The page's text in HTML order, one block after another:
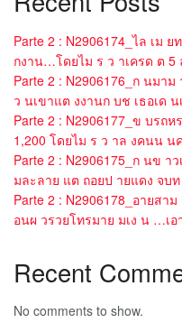
Parte 2 : N2906174_ไล เม
กงาน…โดยไม ร ว าเครด ต 5
Parte 2 : N2906176_ก นมา
ว นเขาแต งงานก บช เธอเด
Parte 2 : N2906177_ข บรถ
1,200 โดยไม ร ว าล งคนน น
Parte 2 : N2906175_ก นข า
มละลาย แต ถอยป ายแดง จบ
Parte 2 : N2906178_อายสา
อนผ วรวยโทรมาย มเง น …เ
Recent
No comments to show.